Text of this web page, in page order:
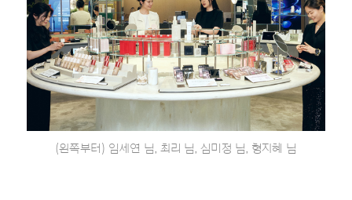
(왼쪽부터) 임세연 님, 최리 님, 심미정 님, 형지혜 님